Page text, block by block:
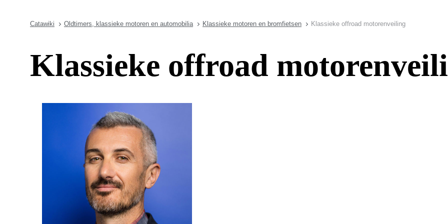
Catawiki Oldtimers, klassieke motoren en automobilia Klassieke motoren en bromfietsen Klassieke offroad motorenveiling
Klassieke offroad